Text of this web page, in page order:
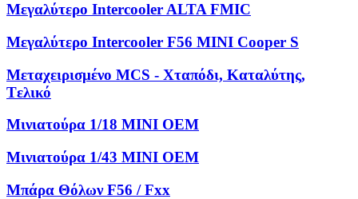
Μεγαλύτερο Intercooler ALTA FMIC
Μεγαλύτερο Intercooler F56 MINI Cooper S
Μεταχειρισμένο MCS - Χταπόδι, Kαταλύτης,
Tελικό
Μινιατούρα 1/18 MINI OEM
Μινιατούρα 1/43 MINI OEM
Μπάρα Θόλων F56 / Fxx